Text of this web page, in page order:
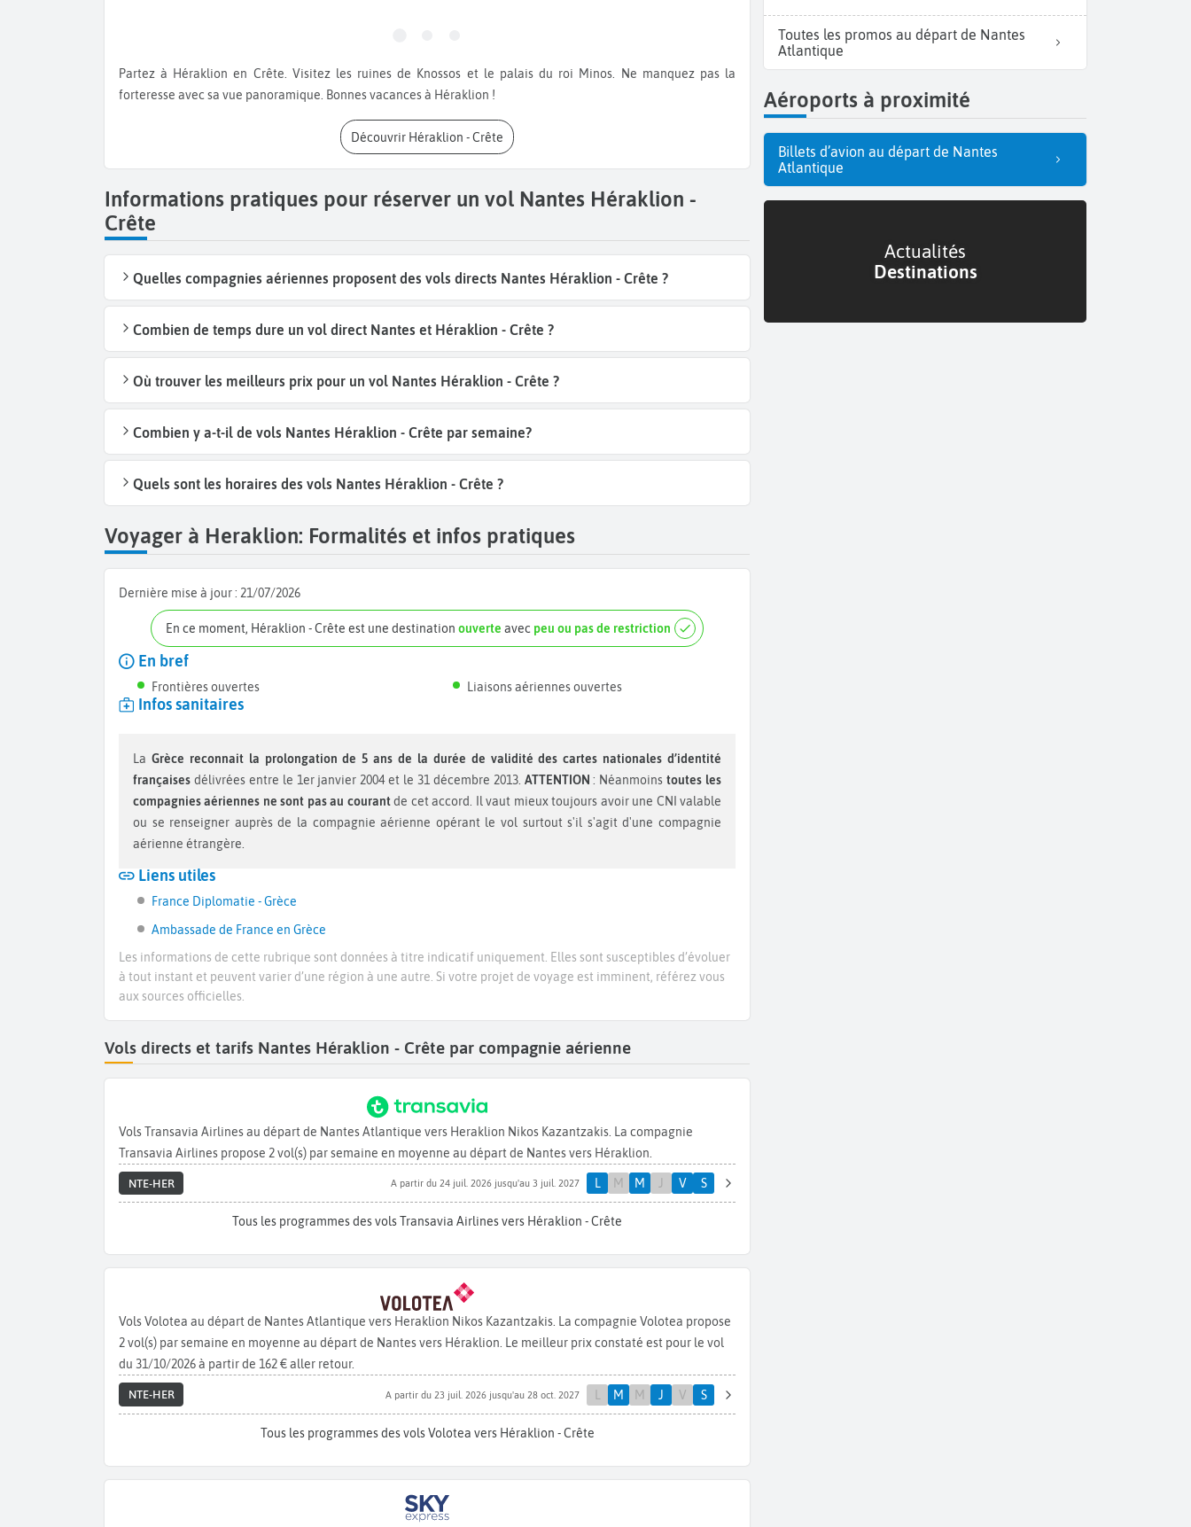
Partez à Héraklion en Crête. Visitez les ruines de Knossos et le palais du roi Minos. Ne manquez pas la
forteresse avec sa vue panoramique. Bonnes vacances à Héraklion !
Découvrir Héraklion - Crête
Informations pratiques pour réserver un vol Nantes Héraklion -
Crête
Quelles compagnies aériennes proposent des vols directs Nantes Héraklion - Crête ?
Combien de temps dure un vol direct Nantes et Héraklion - Crête ?
Où trouver les meilleurs prix pour un vol Nantes Héraklion - Crête ?
Combien y a-t-il de vols Nantes Héraklion - Crête par semaine?
Quels sont les horaires des vols Nantes Héraklion - Crête ?
Voyager à Heraklion: Formalités et infos pratiques
Dernière mise à jour : 21/07/2026
En ce moment, Héraklion - Crête est une destination ouverte avec peu ou pas de restriction
En bref
Frontières ouvertes Liaisons aériennes ouvertes
Infos sanitaires
La Grèce reconnait la prolongation de 5 ans de la durée de validité des cartes nationales d’identité
françaises délivrées entre le 1er janvier 2004 et le 31 décembre 2013. ATTENTION : Néanmoinstoutes les
compagnies aériennes ne sont pas au courantde cet accord. Il vaut mieux toujours avoir une CNI valable
ou se renseigner auprès de la compagnie aérienne opérant le vol surtout s'il s'agit d'une compagnie
aérienne étrangère.
Liens utiles
France Diplomatie - Grèce
Ambassade de France en Grèce
Les informations de cette rubrique sont données à titre indicatif uniquement. Elles sont susceptibles d’évoluer
à tout instant et peuvent varier d’une région à une autre. Si votre projet de voyage est imminent, référez vous
aux sources officielles.
Vols directs et tarifs Nantes Héraklion - Crête par compagnie aérienne
Vols Transavia Airlines au départ de Nantes Atlantique vers Heraklion Nikos Kazantzakis. La compagnie
Transavia Airlines propose 2 vol(s) par semaine en moyenne au départ de Nantes vers Héraklion.
NTE-HER A partir du 24 juil. 2026 jusqu'au 3 juil. 2027 L M M V S
Tous les programmes des vols Transavia Airlines vers Héraklion - Crête
Vols Volotea au départ de Nantes Atlantique vers Heraklion Nikos Kazantzakis. La compagnie Volotea propose
2 vol(s) par semaine en moyenne au départ de Nantes vers Héraklion. Le meilleur prix constaté est pour le vol
du 31/10/2026 à partir de 162 € aller retour.
NTE-HER A partir du 23 juil. 2026 jusqu'au 28 oct. 2027 M M J V S
Tous les programmes des vols Volotea vers Héraklion - Crête
Toutes les promos au départ de Nantes
Atlantique
Aéroports à proximité
Billets d’avion au départ de Nantes
Atlantique
Actualités
Destinations